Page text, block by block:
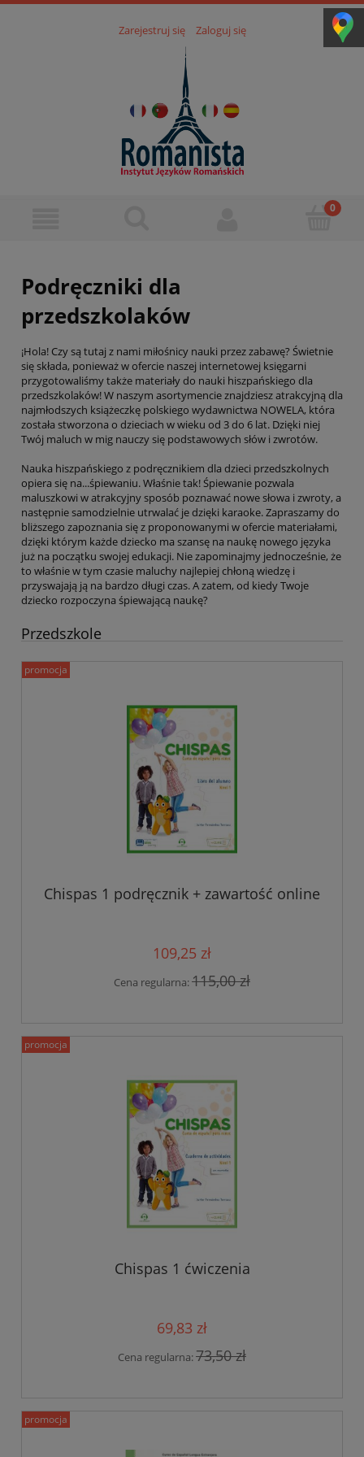
Zarejestruj się Zaloguj się
Podręczniki dla
przedszkolaków
¡Hola! Czy są tutaj z nami miłośnicy nauki przez zabawę? Świetnie
się składa, ponieważ w ofercie naszej internetowej księgarni
przygotowaliśmy także materiały do nauki hiszpańskiego dla
przedszkolaków! W naszym asortymencie znajdziesz atrakcyjną dla
najmłodszych książeczkę polskiego wydawnictwa NOWELA, która
została stworzona o dzieciach w wieku od 3 do 6 lat. Dzięki niej
Twój maluch w mig nauczy się podstawowych słów i zwrotów.
Nauka hiszpańskiego z podręcznikiem dla dzieci przedszkolnych
opiera się na...śpiewaniu. Właśnie tak! Śpiewanie pozwala
maluszkowi w atrakcyjny sposób poznawać nowe słowa i zwroty, a
następnie samodzielnie utrwalać je dzięki karaoke. Zapraszamy do
bliższego zapoznania się z proponowanymi w ofercie materiałami,
dzięki którym każde dziecko ma szansę na naukę nowego języka
już na początku swojej edukacji. Nie zapominajmy jednocześnie, że
to właśnie w tym czasie maluchy najlepiej chłoną wiedzę i
przyswajają ją na bardzo długi czas. A zatem, od kiedy Twoje
dziecko rozpoczyna śpiewającą naukę?
Przedszkole
Chispas 1 podręcznik + zawartość online
109,25 zł
Cena regularna:115,00 zł
promocja
Chispas 1 ćwiczenia
69,83 zł
Cena regularna:73,50 zł
promocja
promocja